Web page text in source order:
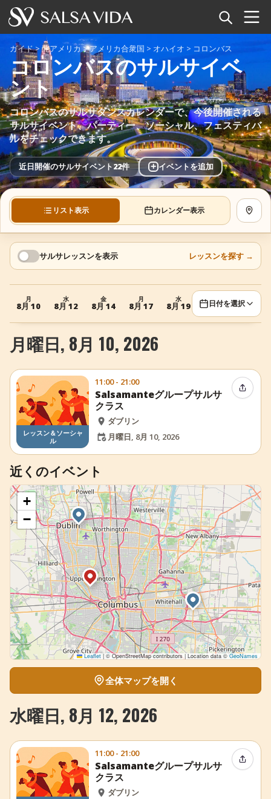
ホーム
イベント
ニュース
記事
動画
サルサ用語集
ショップ
TuneTempo
+ イベントを追加
ガイド>北アメリカ>アメリカ合衆国 > オハイオ > コロンバス
コロンバスのサルサイベ
ント
コロンバスのサルサダンスカレンダーで、今後開催される
サルサイベント、パーティー、ソーシャル、フェスティバ
ルをチェックできます。
近日開催のサルサイベント22件 + イベントを追加
リスト表示 カレンダー表示 地図
サルサレッスンを表示 レッスンを探す →
月
8月 10
水
8月 12
金
8月 14
月
8月 17
水
8月 19
金
8月 21
日付を選択
月曜日, 8月 10, 2026
レッスン＆ソーシャ
ル
11:00 - 21:00
Salsamanteグループサルサ
クラス
ダブリン
月曜日, 8月 10, 2026
イベン
近くのイベント
+
−
Leaflet |© OpenStreetMap contributors | Location data ©GeoNames
全体マップを開く
水曜日, 8月 12, 2026
11:00 - 21:00
Salsamanteグループサルサ
クラス
ダブリン
イベン